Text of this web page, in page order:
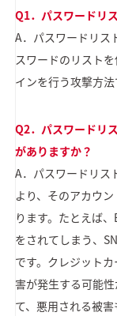
Q1．パスワードリ
A．パスワードリス
スワードのリスト
インを行う攻撃方法
Q2．パスワードリ
がありますか？
A．パスワードリス
より、そのアカウ
ります。たとえば
をされてしまう、
です。クレジット
害が発生する可能
て、悪用される被